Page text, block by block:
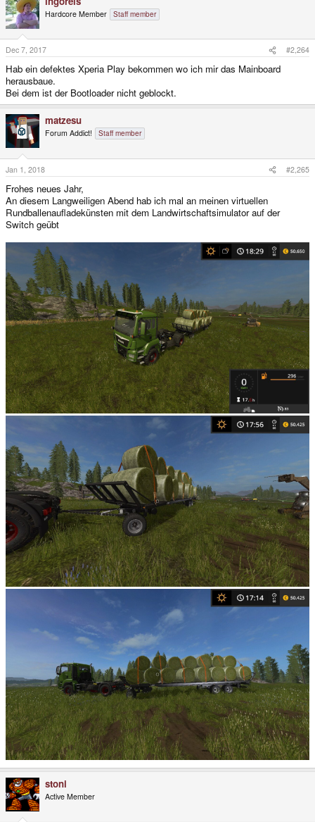
Hardcore Member Staff member
Dec 7, 2017 #2,264
Hab ein defektes Xperia Play bekommen wo ich mir das Mainboard
herausbaue.
Bei dem ist der Bootloader nicht geblockt.
matzesu
Forum Addict! Staff member
Jan 1, 2018 #2,265
Frohes neues Jahr,
An diesem Langweiligen Abend hab ich mal an meinen virtuellen
Rundballenaufladekünsten mit dem Landwirtschaftsimulator auf der
Switch geübt
stoni
Active Member